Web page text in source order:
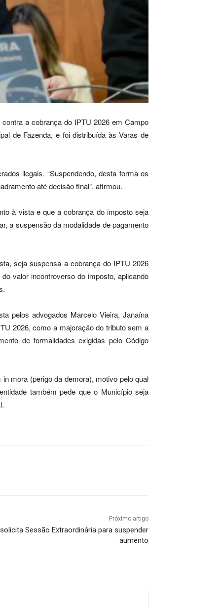
a cobrança do IPTU 2026 em Campo
de Fazenda, e foi distribuída às Varas de
ilegais. “Suspendendo, desta forma os
até decisão final”, afirmou.
à vista e que a cobrança do imposto seja
a suspensão da modalidade de pagamento
seja suspensa a cobrança do IPTU 2026
valor incontroverso do imposto, aplicando
pelos advogados Marcelo Vieira, Janaína
2026, como a majoração do tributo sem a
de formalidades exigidas pelo Código
mora (perigo da demora), motivo pelo qual
também pede que o Município seja
Próximo artigo
Sessão Extraordinária para suspender
aumento